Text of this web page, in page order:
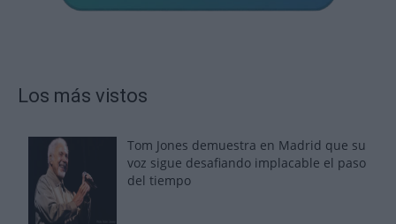
Los más vistos
Tom Jones demuestra en Madrid que su
voz sigue desafiando implacable el paso
del tiempo